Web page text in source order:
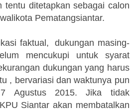
tentu ditetapkan sebagai calon
Pematangsiantar.
faktual, dukungan masing-
mencukupi untuk syarat
dukungan yang harus
, bervariasi dan waktunya pun
Agustus 2015. Jika tidak
Siantar akan membatalkan